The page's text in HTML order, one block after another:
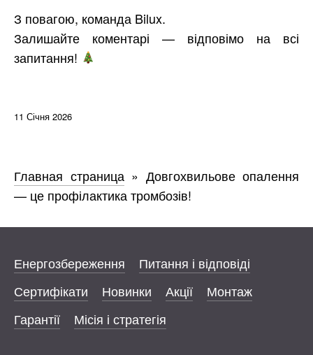
З повагою, команда Bilux.
Залишайте коментарі — відповімо на всі
запитання!
11 Січня 2026
Главная страница» Довгохвильове опалення
— це профілактика тромбозів!
Енергозбереження
Питання і відповіді
Сертифікати
Новинки Акції
Монтаж
Гарантії
Місія і стратегія